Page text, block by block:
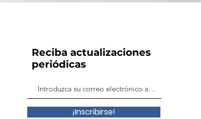
Reciba actualizaciones
periódicas
¡Inscribirse!